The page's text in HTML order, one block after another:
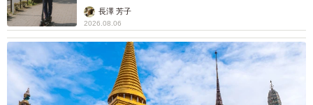
説】長澤 芳子
2026.08.06